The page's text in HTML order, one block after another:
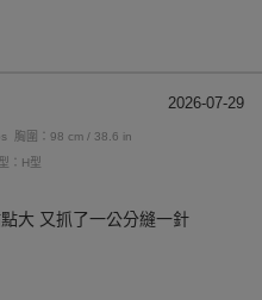
2026-07-29
胸圍：98 cm / 38.6 in
：H型
大 又抓了一公分縫一針